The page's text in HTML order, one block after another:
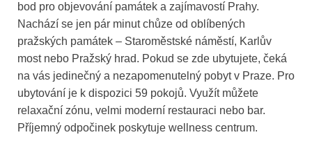
bod pro objevování památek a zajímavostí Prahy.
Nachází se jen pár minut chůze od oblíbených
pražských památek – Staroměstské náměstí, Karlův
most nebo Pražský hrad. Pokud se zde ubytujete, čeká
na vás jedinečný a nezapomenutelný pobyt v Praze. Pro
ubytování je k dispozici 59 pokojů. Využít můžete
relaxační zónu, velmi moderní restauraci nebo bar.
Příjemný odpočinek poskytuje wellness centrum.